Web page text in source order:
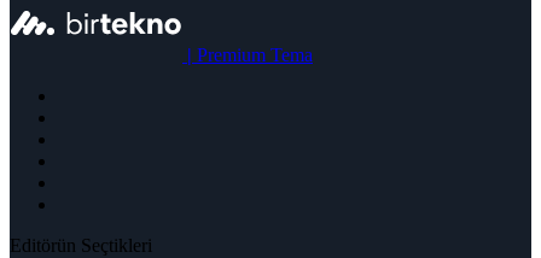
| Premium Tema
Editörün Seçtikleri